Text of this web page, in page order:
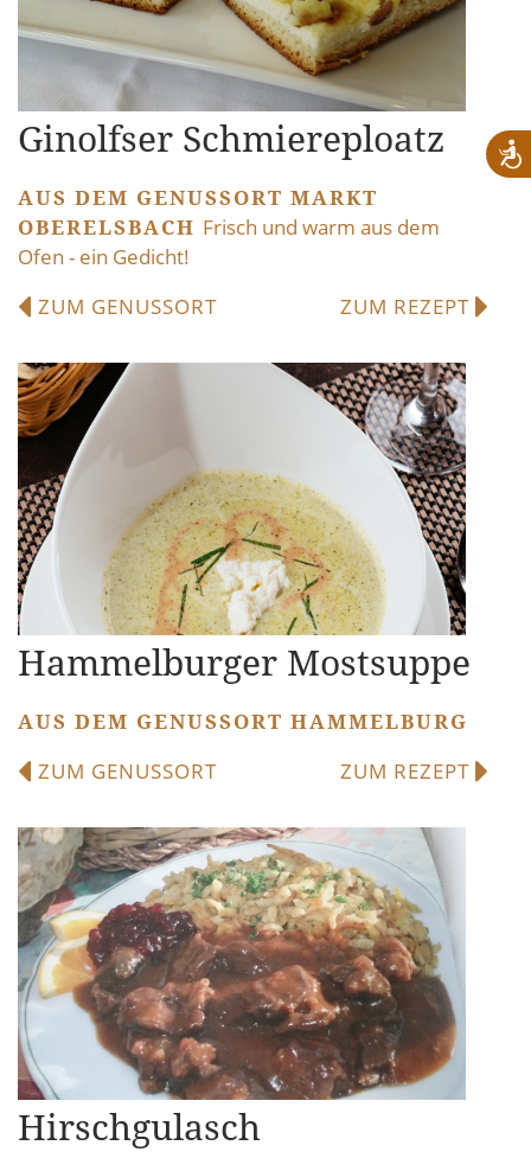
Ginolfser Schmiereploatz
AUS DEM GENUSSORT MARKT
OBERELSBACH Frisch und warm aus dem
Ofen - ein Gedicht!
ZUM GENUSSORT
ZUM REZEPT
Hammelburger Mostsuppe
AUS DEM GENUSSORT HAMMELBURG
ZUM GENUSSORT
ZUM REZEPT
Hirschgulasch